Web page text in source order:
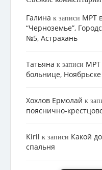
Галина к записи МРТ
“Черноземье”,
№5, Астрахань
Татьяна к записи МРТ
больнице, Ноябрьске
Хохлов Ермолай к
пояснично-
Kiril к записи Какой
спальня